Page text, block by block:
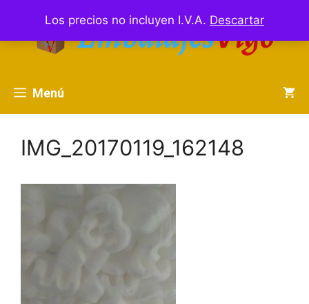
Los precios no incluyen I.V.A. Descartar
contenido
Menú
IMG_20170119_162148